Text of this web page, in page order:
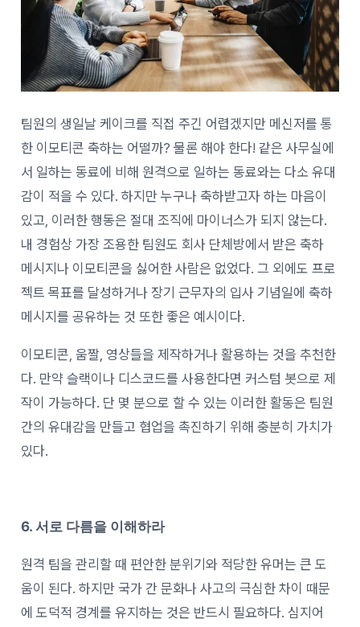
팀원의 생일날 케이크를 직접 주긴 어렵겠지만 메신저를 통
한 이모티콘 축하는 어떨까? 물론 해야 한다! 같은 사무실에
서 일하는 동료에 비해 원격으로 일하는 동료와는 다소 유대
감이 적을 수 있다. 하지만 누구나 축하받고자 하는 마음이
있고, 이러한 행동은 절대 조직에 마이너스가 되지 않는다.
내 경험상 가장 조용한 팀원도 회사 단체방에서 받은 축하
메시지나 이모티콘을 싫어한 사람은 없었다. 그 외에도 프로
젝트 목표를 달성하거나 장기 근무자의 입사 기념일에 축하
메시지를 공유하는 것 또한 좋은 예시이다.
이모티콘, 움짤, 영상들을 제작하거나 활용하는 것을 추천한
다. 만약 슬랙이나 디스코드를 사용한다면 커스텀 봇으로 제
작이 가능하다. 단 몇 분으로 할 수 있는 이러한 활동은 팀원
간의 유대감을 만들고 협업을 촉진하기 위해 충분히 가치가
있다.
6. 서로 다름을 이해하라
원격 팀을 관리할 때 편안한 분위기와 적당한 유머는 큰 도
움이 된다. 하지만 국가 간 문화나 사고의 극심한 차이 때문
에 도덕적 경계를 유지하는 것은 반드시 필요하다. 심지어